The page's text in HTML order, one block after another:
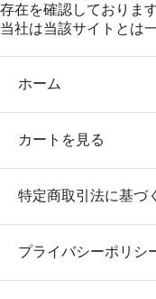
存在を確認しております
当社は当該サイトとは
ホーム
カートを見る
特定商取引法に基づ
プライバシーポリシ